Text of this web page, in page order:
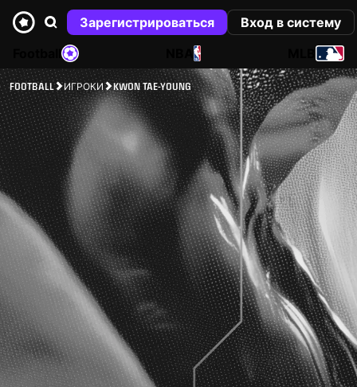
Зарегистрироваться
Вход в систему
NBA
FOOTBALL ИГРОКИ KWON TAE-YOUNG